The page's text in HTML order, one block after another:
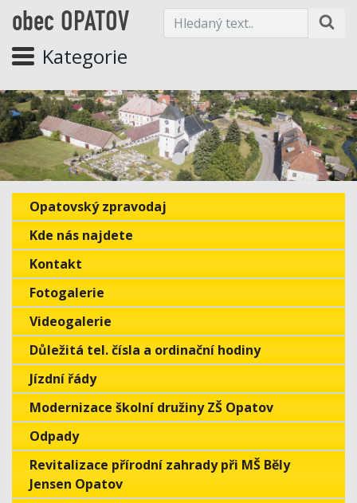
obec OPATOV
Kategorie
Opatovský zpravodaj
Kde nás najdete
Kontakt
Fotogalerie
Videogalerie
Důležitá tel. čísla a ordinační hodiny
Jízdní řády
Modernizace školní družiny ZŠ Opatov
Odpady
Revitalizace přírodní zahrady při MŠ Běly
Jensen Opatov